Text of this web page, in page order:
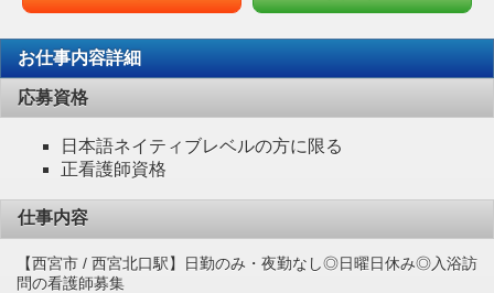
お仕事内容詳細
応募資格
日本語ネイティブレベルの方に限る
正看護師資格
仕事内容
【西宮市 / 西宮北口駅】日勤のみ・夜勤なし◎日曜日休み◎入浴訪
問の看護師募集